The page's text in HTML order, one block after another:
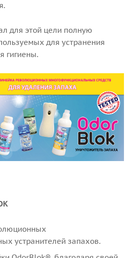
для этой цели полную
для устранения
гигиены.
устранителей запахов.